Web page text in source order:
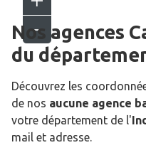
Nos agences
du
Découvrez les
de nos aucune agence
votre département de l'
mail et adresse.